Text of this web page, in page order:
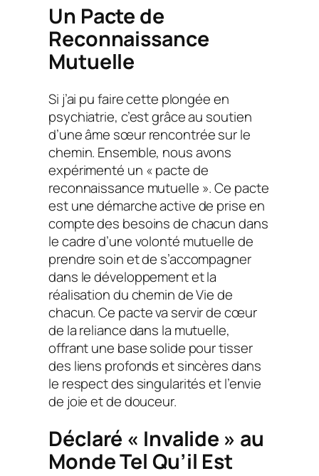
Un Pacte de
Reconnaissance
Mutuelle
Si j’ai pu faire cette plongée en
psychiatrie, c’est grâce au soutien
d’une âme sœur rencontrée sur le
chemin. Ensemble, nous avons
expérimenté un « pacte de
reconnaissance mutuelle ». Ce pacte
est une démarche active de prise en
compte des besoins de chacun dans
le cadre d’une volonté mutuelle de
prendre soin et de s’accompagner
dans le développement et la
réalisation du chemin de Vie de
chacun. Ce pacte va servir de cœur
de la reliance dans la mutuelle,
offrant une base solide pour tisser
des liens profonds et sincères dans
le respect des singularités et l’envie
de joie et de douceur.
Déclaré « Invalide » au
Monde Tel Qu’il Est